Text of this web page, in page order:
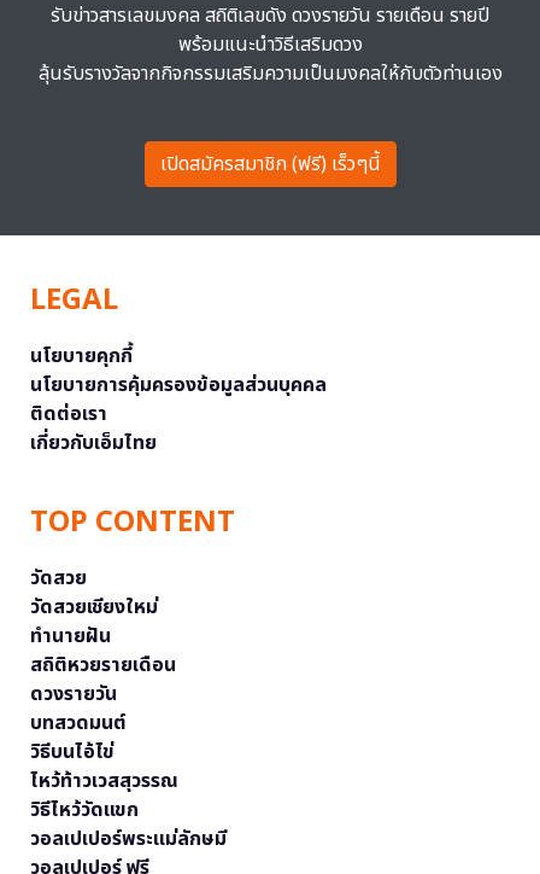
รับข่าวสารเลขมงคล สถิติเลขดัง ดวงรายวัน รายเดือน รายปี
พร้อมแนะนำวิธีเสริมดวง
ลุ้นรับรางวัลจากกิจกรรมเสริมความเป็นมงคลให้กับตัวท่านเอง
เปิดสมัครสมาชิก (ฟรี) เร็วๆนี้
LEGAL
นโยบายคุกกี้
นโยบายการคุ้มครองข้อมูลส่วนบุคคล
ติดต่อเรา
เกี่ยวกับเอ็มไทย
TOP CONTENT
วัดสวย
วัดสวยเชียงใหม่
ทำนายฝัน
สถิติหวยรายเดือน
ดวงรายวัน
บทสวดมนต์
วิธีบนไอ้ไข่
ไหว้ท้าวเวสสุวรรณ
วิธีไหว้วัดแขก
วอลเปเปอร์พระแม่ลักษมี
วอลเปเปอร์ ฟรี